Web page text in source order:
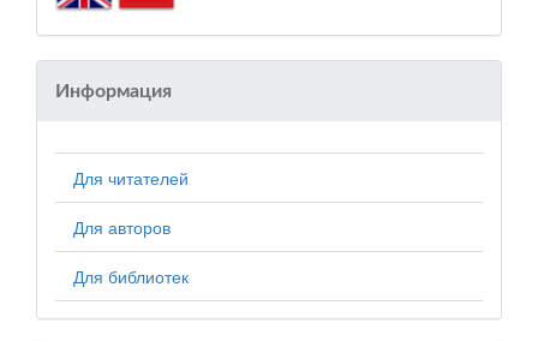
Информация
Для читателей
Для авторов
Для библиотек